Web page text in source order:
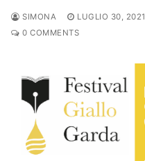
SIMONA LUGLIO 30, 2021
0 COMMENTS